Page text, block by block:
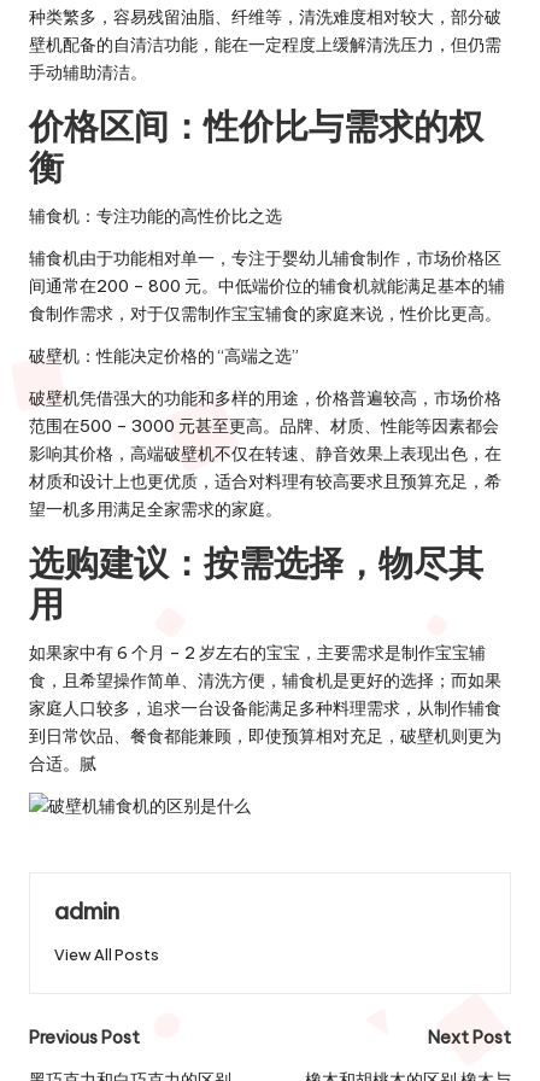
种类繁多，容易残留油脂、纤维等，清洗难度相对较大，部分破
壁机配备的自清洁功能，能在一定程度上缓解清洗压力，但仍需
手动辅助清洁。
价格区间：性价比与需求的权
衡
辅食机：专注功能的高性价比之选
辅食机由于功能相对单一，专注于婴幼儿辅食制作，市场价格区
间通常在200 – 800 元。中低端价位的辅食机就能满足基本的辅
食制作需求，对于仅需制作宝宝辅食的家庭来说，性价比更高。
破壁机：性能决定价格的 “高端之选”
破壁机凭借强大的功能和多样的用途，价格普遍较高，市场价格
范围在500 – 3000 元甚至更高。品牌、材质、性能等因素都会
影响其价格，高端破壁机不仅在转速、静音效果上表现出色，在
材质和设计上也更优质，适合对料理有较高要求且预算充足，希
望一机多用满足全家需求的家庭。
选购建议：按需选择，物尽其
用
如果家中有 6 个月 – 2 岁左右的宝宝，主要需求是制作宝宝辅
食，且希望操作简单、清洗方便， 辅食机是更好的选择；而如果
家庭人口较多，追求一台设备能满足多种料理需求，从制作辅食
到日常饮品、餐食都能兼顾，即使预算相对充足， 破壁机则更为
合适。腻
admin
View All Posts
Post
Previous Post
Next Post